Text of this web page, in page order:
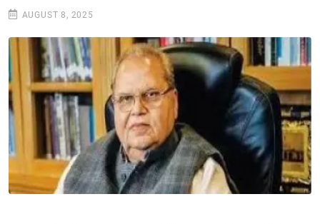
AUGUST 8, 2025